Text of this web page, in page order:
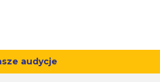
audycje